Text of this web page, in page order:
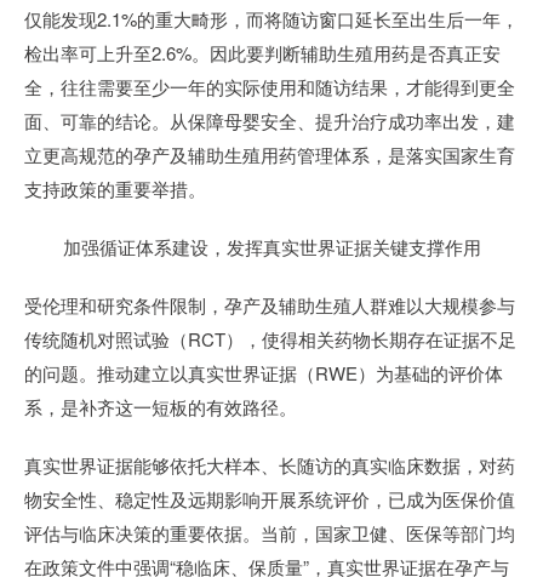
仅能发现2.1%的重大畸形，而将随访窗口延长至出生后一年，
检出率可上升至2.6%。因此要判断辅助生殖用药是否真正安
全，往往需要至少一年的实际使用和随访结果，才能得到更全
面、可靠的结论。从保障母婴安全、提升治疗成功率出发，建
立更高规范的孕产及辅助生殖用药管理体系，是落实国家生育
支持政策的重要举措。
加强循证体系建设，发挥真实世界证据关键支撑作用
受伦理和研究条件限制，孕产及辅助生殖人群难以大规模参与
传统随机对照试验（RCT），使得相关药物长期存在证据不足
的问题。推动建立以真实世界证据（RWE）为基础的评价体
系，是补齐这一短板的有效路径。
真实世界证据能够依托大样本、长随访的真实临床数据，对药
物安全性、稳定性及远期影响开展系统评价，已成为医保价值
评估与临床决策的重要依据。当前，国家卫健、医保等部门均
在政策文件中强调“稳临床、保质量”，真实世界证据在孕产与